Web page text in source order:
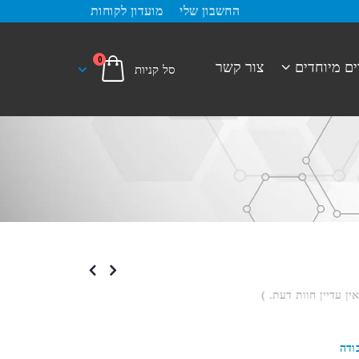
החשבון שלי מועדון לקוחות
מיוחדים צור קשר 0
עדיין חוות דעת. )